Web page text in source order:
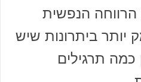
הנפשית
יותר ביתרונות שיש
כמה תרגילים